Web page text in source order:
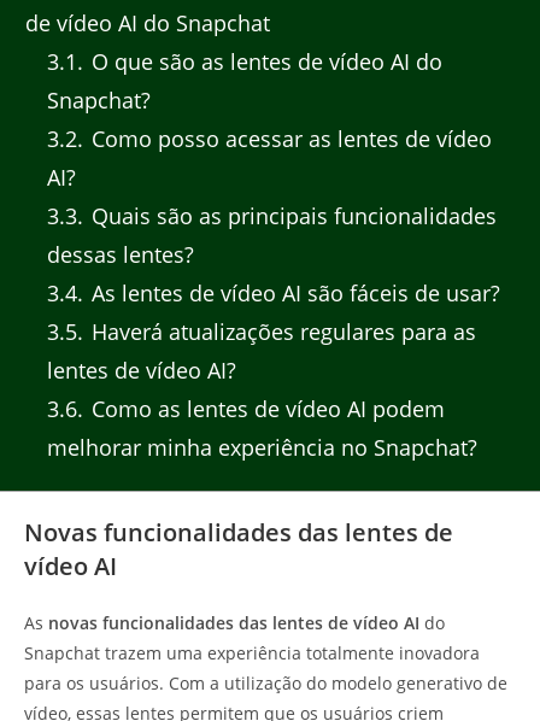
de vídeo AI do Snapchat
3.1
O que são as lentes de vídeo AI do
Snapchat?
3.2 Como posso acessar as lentes de vídeo
AI?
3.3 Quais são as principais funcionalidades
dessas lentes?
3.4 As lentes de vídeo AI são fáceis de usar?
3.5 Haverá atualizações regulares para as
lentes de vídeo AI?
3.6 Como as lentes de vídeo AI podem
melhorar minha experiência no Snapchat?
Novas funcionalidades das lentes de
vídeo AI
As novas funcionalidades das lentes de vídeo AI do
Snapchat trazem uma experiência totalmente inovadora
para os usuários. Com a utilização do modelo generativo de
vídeo, essas lentes permitem que os usuários criem